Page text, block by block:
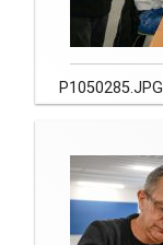
P1050285.JPG